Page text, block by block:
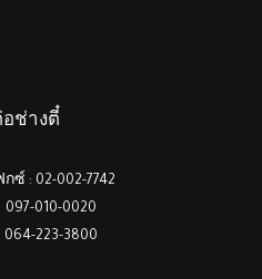
ช่างตี๋
ซ์ : 02-002-7742
010-0020
223-3800